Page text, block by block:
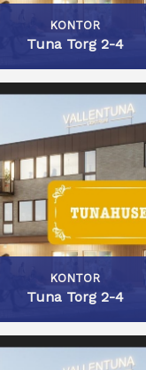
KONTOR
Tuna Torg 2-4
KONTOR
Tuna Torg 2-4